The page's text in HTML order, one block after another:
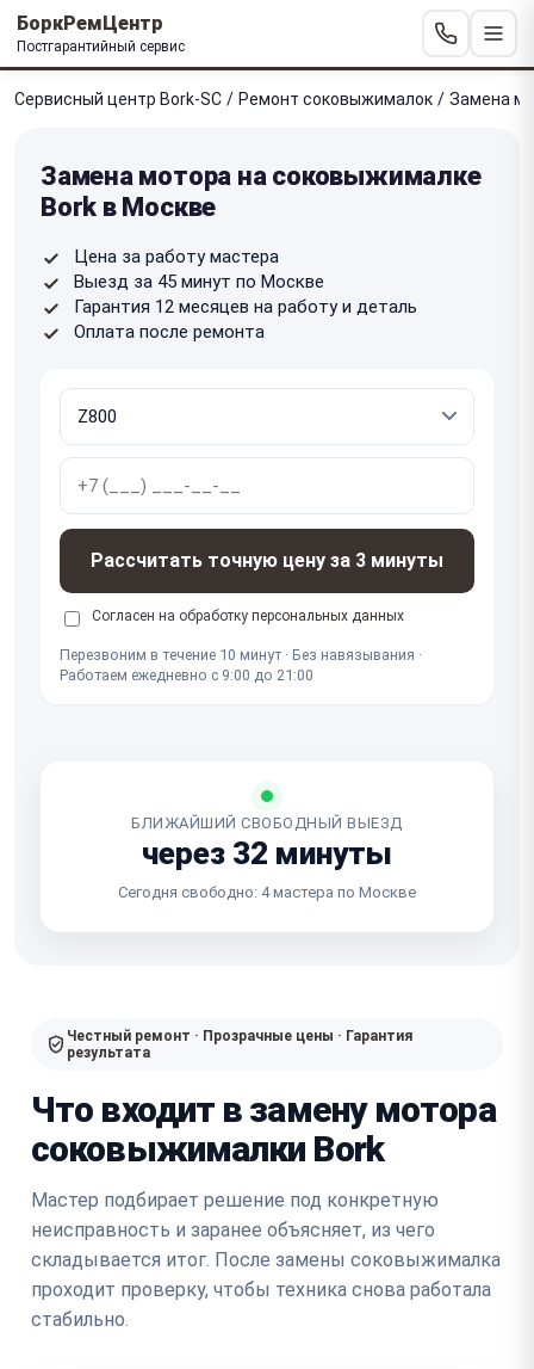
БоркРемЦентр
Постгарантийный сервис
Сервисный центр Bork-SC / Ремонт соковыжималок / Замена
Замена мотора на соковыжималке
Bork в Москве
Цена за работу мастера
Выезд за 45 минут по Москве
Гарантия 12 месяцев на работу и деталь
Оплата после ремонта
Рассчитать точную цену за 3 минуты
Согласен на обработку персональных данных
Перезвоним в течение 10 минут · Без навязывания ·
Работаем ежедневно с 9:00 до 21:00
БЛИЖАЙШИЙ СВОБОДНЫЙ ВЫЕЗД
через 32 минуты
Сегодня свободно: 4 мастера по Москве
Честный ремонт · Прозрачные цены · Гарантия
результата
Что входит в замену мотора
соковыжималки Bork
Мастер подбирает решение под конкретную
неисправность и заранее объясняет, из чего
складывается итог. После замены соковыжималка
проходит проверку, чтобы техника снова работала
стабильно.